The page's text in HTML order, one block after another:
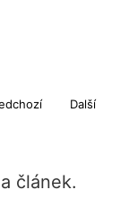
Další
článek.